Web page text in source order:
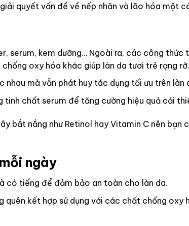
quyết vấn đề về nếp nhăn và lão hóa một
serum, kem dưỡng… Ngoài ra, các công thức
oxy hóa khác giúp làn da tươi trẻ rạng rỡ.
mà vẫn phát huy tác dụng tối ưu trên làn
tinh chất serum để tăng cường hiệu quả cải
bắt nắng như Retinol hay Vitamin C nên bạn
ngày
có tiếng để đảm bảo an toàn cho làn da.
kết hợp sử dụng với các chất chống oxy